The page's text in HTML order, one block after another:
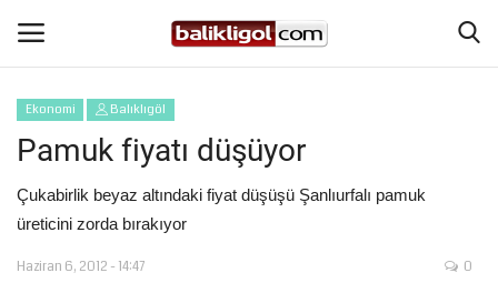
Giriş Yap
Anasayfa
Ekonomi Balıklıgöl
Pamuk fiyatı düşüyor
Çukabirlik beyaz altındaki fiyat düşüşü Şanlıurfalı pamuk
üreticini zorda bırakıyor
Haziran 6, 2012 - 14:47
0